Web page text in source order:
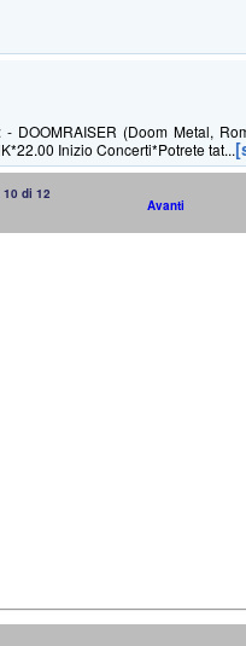
DOOMRAISER (Doom Metal,
Inizio Concerti*Potrete tat...
di 12
Avanti